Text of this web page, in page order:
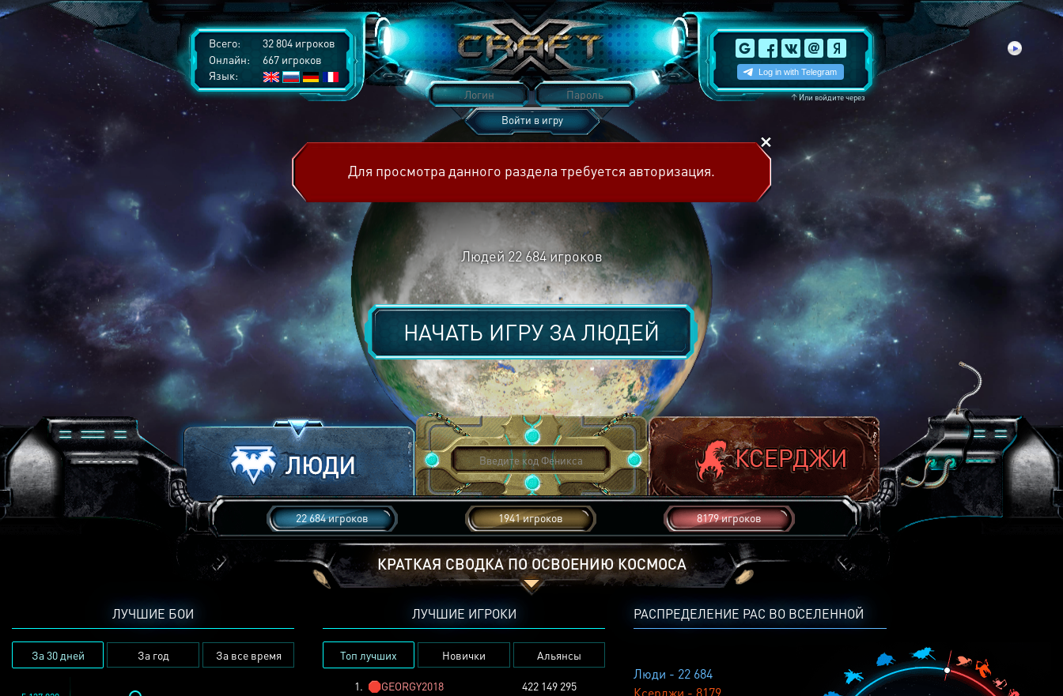
Всего:
32 804 игроков
Онлайн:
667 игроков
Язык:
↑Или войдите через
Войти в игру
Для просмотра данного раздела требуется авторизация.
Людей 22 684игроков
НАЧАТЬ ИГРУ ЗАЛЮДЕЙ
22 684 игроков 1941 игроков 8179 игроков
КРАТКАЯ СВОДКА ПО ОСВОЕНИЮ КОСМОСА
РАСПРЕДЕЛЕНИЕ РАС ВО ВСЕЛЕННОЙ
Люди - 22 684
Ксерджи - 8179
ЛУЧШИЕ БОИ
За 30 дней За год За все время
ЛУЧШИЕ ИГРОКИ
Топ лучших Новички Альянсы
1. 🛑GEORGY2018
422 149 295